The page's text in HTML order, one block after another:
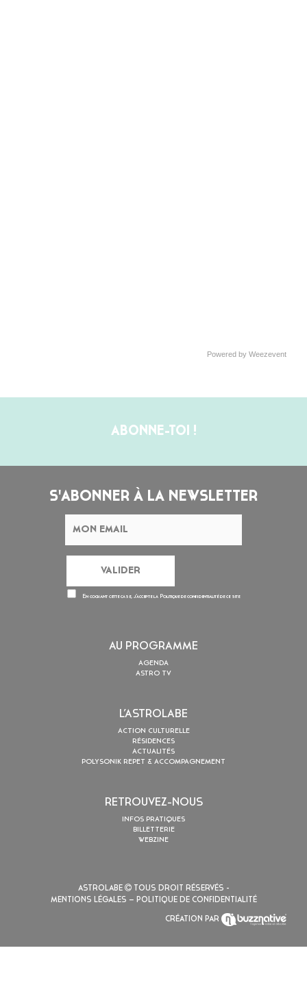
Powered by Weezevent
ABONNE-TOI !
S'ABONNER À LA NEWSLETTER
En cochant cette case, j’accepte la Politique de confidentialitéde ce site
AU PROGRAMME
AGENDA
ASTRO TV
L’ASTROLABE
ACTION CULTURELLE
RÉSIDENCES
ACTUALITÉS
POLYSONIK REPET & ACCOMPAGNEMENT
RETROUVEZ-NOUS
INFOS PRATIQUES
BILLETTERIE
WEBZINE
ASTROLABE
TOUS DROIT RÉSERVÉS -
MENTIONS LÉGALES – POLITIQUE DE CONFIDENTIALITÉ
CRÉATION PAR